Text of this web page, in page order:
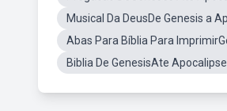
Musical Da DeusDe Genesis a
Abas Para Bíblia Para
Biblia De GenesisAte